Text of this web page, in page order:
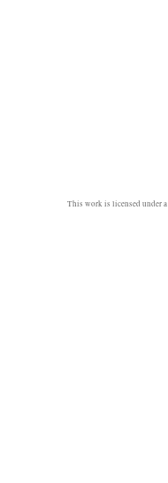
This work is licensed under a